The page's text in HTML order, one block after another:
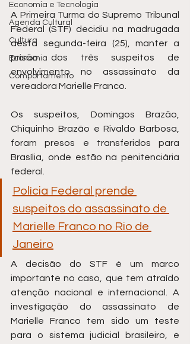
Economia e Tecnologia
Agenda Cultural
Cultura
Economia
Comportamento
A Primeira Turma do Supremo Tribunal
Federal (STF) decidiu na madrugada
desta segunda-feira (25), manter a
prisão dos três suspeitos de
envolvimento no assassinato da
vereadora Marielle Franco.
Os suspeitos, Domingos Brazão,
Chiquinho Brazão e Rivaldo Barbosa,
foram presos e transferidos para
Brasília, onde estão na penitenciária
federal.
Polícia Federal prende
suspeitos do assassinato de
Marielle Franco no Rio de
Janeiro
A decisão do STF é um marco
importante no caso, que tem atraído
atenção nacional e internacional. A
investigação do assassinato de
Marielle Franco tem sido um teste
para o sistema judicial brasileiro, e